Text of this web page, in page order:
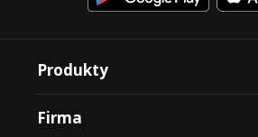
Produkty
Firma